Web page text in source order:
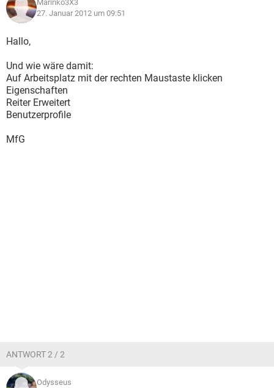
Marinko3X3
27. Januar 2012 um 09:51
Hallo,
Und wie wäre damit:
Auf Arbeitsplatz mit der rechten Maustaste klicken
Eigenschaften
Reiter Erweitert
Benutzerprofile
MfG
ANTWORT 2 / 2
Odysseus